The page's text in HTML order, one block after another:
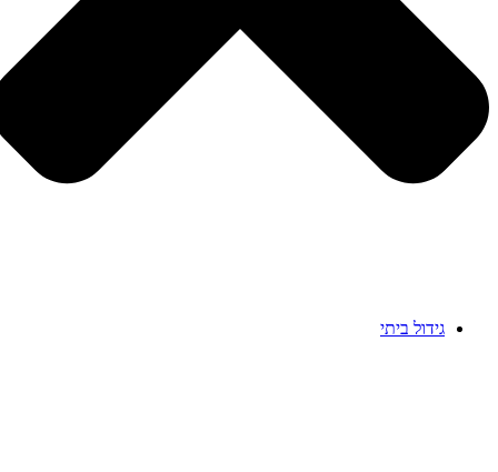
גידול ביתי